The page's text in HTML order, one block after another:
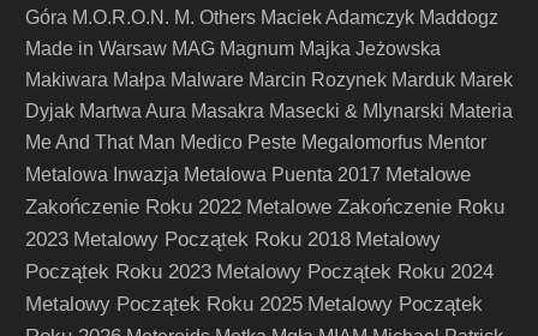
Góra M.O.R.O.N. M. Others Maciek Adamczyk Maddogz
Made in Warsaw MAG Magnum Majka Jeżowska
Makiwara Małpa Malware Marcin Rozynek Marduk Marek
Dyjak Martwa Aura Masakra Masecki & Mlynarski Materia
Me And That Man Medico Peste Megalomorfus Mentor
Metalowa Inwazja Metalowa Puenta 2017 Metalowe
Zakończenie Roku 2022 Metalowe Zakończenie Roku
2023 Metalowy Początek Roku 2018 Metalowy
Początek Roku 2023 Metalowy Początek Roku 2024
Metalowy Początek Roku 2025 Metalowy Początek